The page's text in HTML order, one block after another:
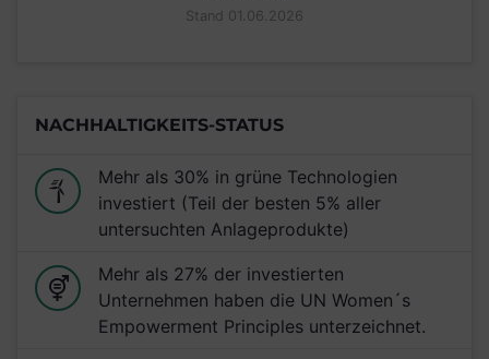
Stand 01.06.2026
NACHHALTIGKEITS-STATUS
Mehr als 30% in grüne Technologien
investiert (Teil der besten 5% aller
untersuchten Anlageprodukte)
Mehr als 27% der investierten
Unternehmen haben die UN Women´s
Empowerment Principles unterzeichnet.